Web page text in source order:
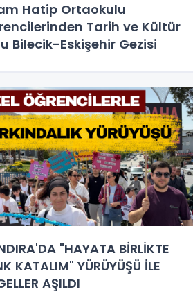
Hatip Ortaokulu
Tarih ve Kültür
Bilecik-Eskişehir Gezisi
"HAYATA BİRLİKTE
KATALIM" YÜRÜYÜŞÜ İLE
AŞILDI